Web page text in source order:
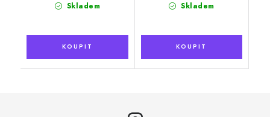
Skladem Skladem